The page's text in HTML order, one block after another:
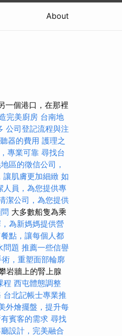
About
一個港口，在那裡
完美廚房 台南地
公司登記流程與注
器的費用 護理之
專業可靠 尋找台
區的徵信公司，
讓肌膚更加細緻 如
人員，為您提供專
潔公司，為您提供
大多數船隻為乘
為新媽媽提供營
點，讓每個人都
問題 推薦一些信譽
，重塑面部輪廓
岩牆上的腎上腺
程 西屯體態調整
台北記帳士專業推
外燴擺盤，提升每
賓客的需求 尋找
設計，完美融合